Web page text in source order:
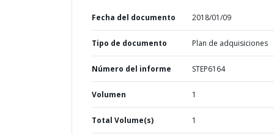
Fecha del documento 2018/01/09
Tipo de documento Plan de adquisiciones
Número del informe STEP6164
Volumen 1
Total Volume(s) 1